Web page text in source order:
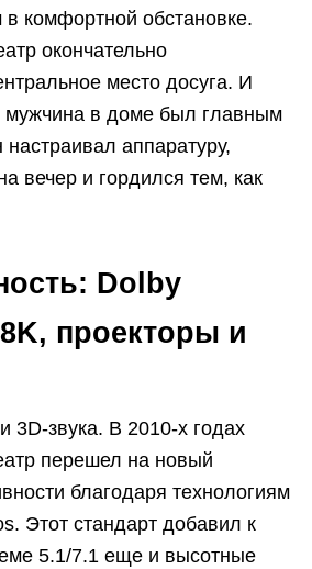
комфортной обстановке.
окончательно
место досуга. И
мужчина в доме был главным
настраивал аппаратуру,
вечер и гордился тем, как
Dolby
проекторы и
3D-звука. В 2010-х годах
перешел на новый
благодаря технологиям
Этот стандарт добавил к
5.1/7.1 еще и высотные